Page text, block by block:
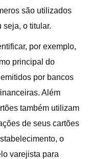
são utilizados
seja, o titular.
por exemplo,
principal do
por bancos
Além
também utilizam
de seus cartões
o
varejista para